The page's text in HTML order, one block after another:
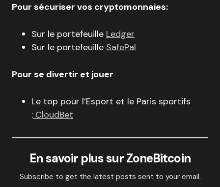
Pour sécuriser vos cryptomonnaies:
Sur le portefeuille Ledger
Sur le portefeuille SafePal
Pour se divertir et jouer
Le top pour l’Esport et le Paris sportifs
: CloudBet
En savoir plus sur ZoneBitcoin
Subscribe to get the latest posts sent to your email.